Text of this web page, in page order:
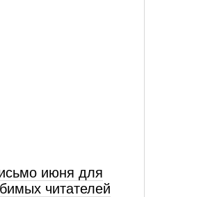
июня для
читателей